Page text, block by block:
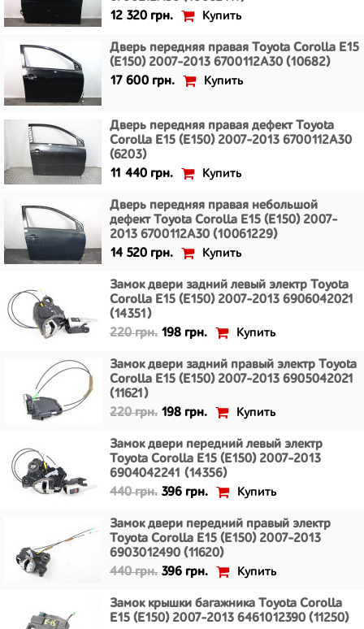
12 320 грн.
Купить
Дверь передняя правая Toyota Corolla E15
(E150) 2007-2013 6700112A30 (10682)
17 600 грн.
Купить
Дверь передняя правая дефект Toyota
Corolla E15 (E150) 2007-2013 6700112A30
(6203)
11 440 грн.
Купить
Дверь передняя правая небольшой
дефект Toyota Corolla E15 (E150) 2007-
2013 6700112A30 (10061229)
14 520 грн.
Купить
Замок двери задний левый электр Toyota
Corolla E15 (E150) 2007-2013 6906042021
(14351)
220 грн. 198 грн. Купить
Замок двери задний правый электр Toyota
Corolla E15 (E150) 2007-2013 6905042021
(11621)
220 грн. 198 грн. Купить
Замок двери передний левый электр
Toyota Corolla E15 (E150) 2007-2013
6904042241 (14356)
440 грн. 396 грн. Купить
Замок двери передний правый электр
Toyota Corolla E15 (E150) 2007-2013
6903012490 (11620)
440 грн. 396 грн. Купить
Замок крышки багажника Toyota Corolla
E15 (E150) 2007-2013 6461012390 (11250)